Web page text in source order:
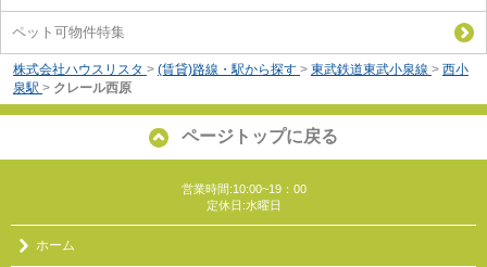
ペット可物件特集
株式会社ハウスリスタ > (賃貸)路線・駅から探す > 東武鉄道東武小泉線 > 西小
泉駅 > クレール西原
ページトップに戻る
営業時間:10:00~19：00
定休日:水曜日
ホーム